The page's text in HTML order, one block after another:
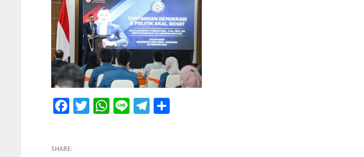
Facebook
Twitter
WhatsApp
LineTelegram